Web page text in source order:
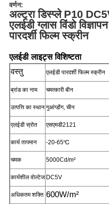
घर
उत्पादों
हमारे बारे में
वर्णन:
अल्ट्रा डिस्प्ले P10
एलईडी ग्लास विंडो
पारदर्शी फिल्म स्क्रीन
एलईडी लाइट्स विशिष्टता
वस्तु
एलईडी पारदर्शी फिल्म स्क्रीन
ब्रांड का नाम चमत्कारी बीन
उत्पत्ति का स्थान गुआंग्डोंग, चीन
एलईडी स्रोत एसएमडी2121
कार्य तापमान -20-65℃
चमक 5000Cd/m²
कार्यशील वोल्टेज DC5V
अधिकतम शक्ति 600W/m²